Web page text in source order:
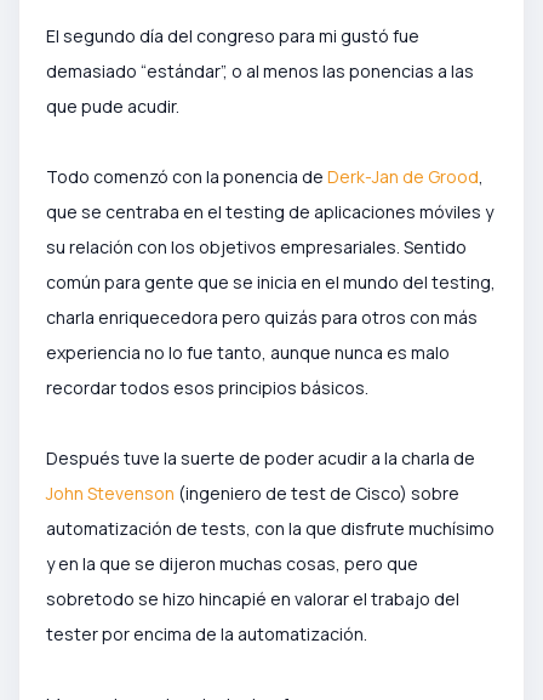
El segundo día del congreso para mi gustó fue
demasiado “estándar”, o al menos las ponencias a las
que pude acudir.
Todo comenzó con la ponencia de Derk-Jan de Grood
que se centraba en el testing de aplicaciones móviles y
su relación con los objetivos empresariales. Sentido
común para gente que se inicia en el mundo del testing,
charla enriquecedora pero quizás para otros con más
experiencia no lo fue tanto, aunque nunca es malo
recordar todos esos principios básicos.
Después tuve la suerte de poder acudir a la charla de
John Stevenson (ingeniero de test de Cisco) sobre
automatización de tests, con la que disfrute muchísimo
y en la que se dijeron muchas cosas, pero que
sobretodo se hizo hincapié en valorar el trabajo del
tester por encima de la automatización.